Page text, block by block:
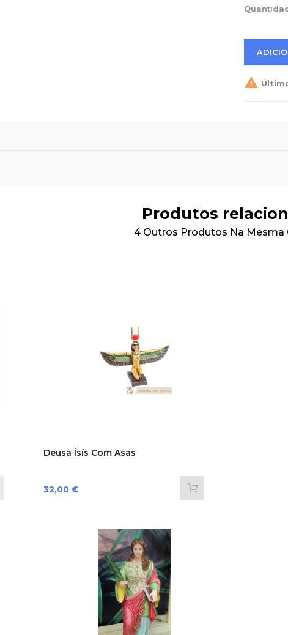

Produtos
4 Outros Produtos Na Mesma
Deusa Ísís Com Asas
Preço
32,00 €